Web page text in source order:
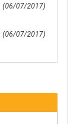
(06/07/2017)
(06/07/2017)